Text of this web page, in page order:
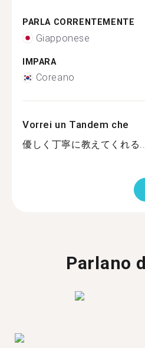
PARLA CORRENTEMENTE
Giapponese
IMPARA
Coreano
Vorrei un Tandem che
優しく丁寧に教えてくれる
Parlano